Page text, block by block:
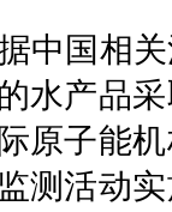
中国相
水产品
原子能
测活动